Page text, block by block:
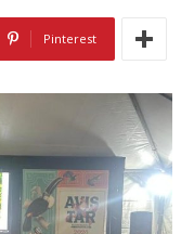
Pinterest